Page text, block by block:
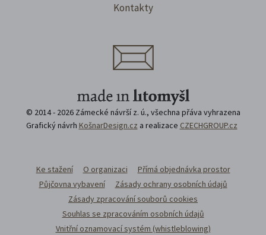
Kontakty
© 2014 - 2026 Zámecké návrší z. ú., všechna přáva vyhrazena
Grafický návrh KošnarDesign.cz a realizace CZECHGROUP.cz
Ke stažení O organizaci
Přímá objednávka prostor
Půjčovna vybavení
Zásady ochrany osobních údajů
Zásady zpracování souborů cookies
Souhlas se zpracováním osobních údajů
Vnitřní oznamovací systém (whistleblowing)